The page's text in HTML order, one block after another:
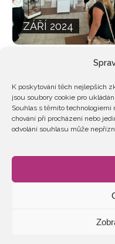
K poskytování těch nejlepších
jsou soubory cookie pro
Souhlas s těmito technologiemi
chování při procházení nebo
odvolání souhlasu může
ZÁŘÍ 2024
2026 ©